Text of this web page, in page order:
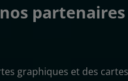
partenaires
graphiques et des